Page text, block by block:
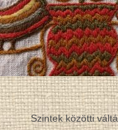
Szintek közötti